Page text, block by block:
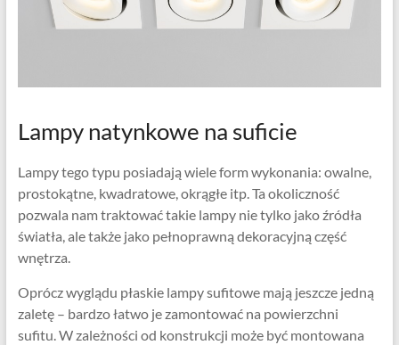
Lampy natynkowe na suficie
Lampy tego typu posiadają wiele form wykonania: owalne,
prostokątne, kwadratowe, okrągłe itp. Ta okoliczność
pozwala nam traktować takie lampy nie tylko jako źródła
światła, ale także jako pełnoprawną dekoracyjną część
wnętrza.
Oprócz wyglądu płaskie lampy sufitowe mają jeszcze jedną
zaletę – bardzo łatwo je zamontować na powierzchni
sufitu. W zależności od konstrukcji może być montowana